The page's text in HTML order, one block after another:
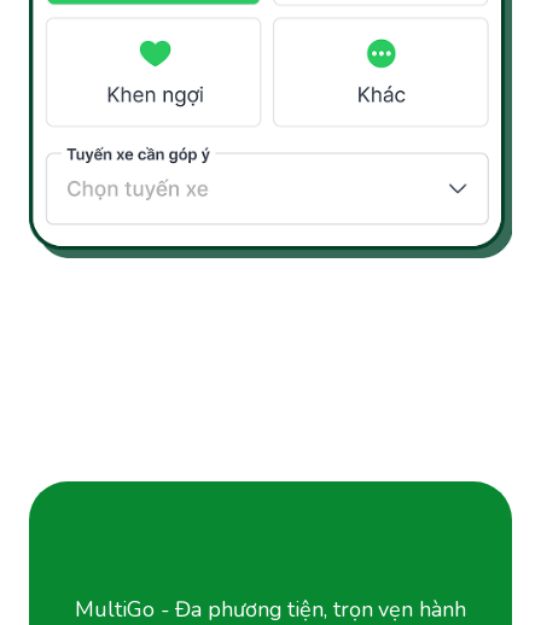
MultiGo - Đa phương tiện, trọn vẹn hành